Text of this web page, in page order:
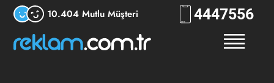
10.404 Mutlu Müşteri 4447556